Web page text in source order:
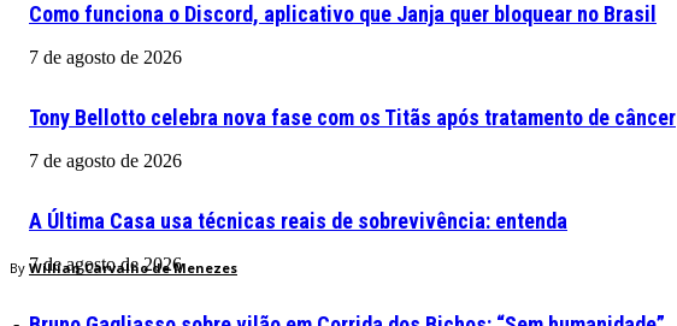
By Willian Carvalho de Menezes
Como funciona o Discord, aplicativo que Janja quer bloquear no Brasil
7 de agosto de 2026
Tony Bellotto celebra nova fase com os Titãs após tratamento de câncer
7 de agosto de 2026
A Última Casa usa técnicas reais de sobrevivência: entenda
7 de agosto de 2026